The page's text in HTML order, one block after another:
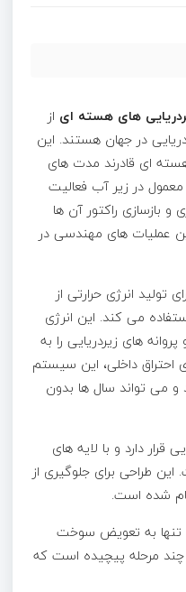
های هسته ای از
در جهان هستند. این
هسته ای قادرند مدت های
در زیر آب فعالیت
بازسازی راکتور آن ها
عملیات های مهندسی در
تولید انرژی حرارتی از
می کند. این انرژی
های زیردریایی را به
احتراق داخلی، این سیستم
و می تواند سال ها بدون
قرار دارد و با لایه های
طراحی برای جلوگیری از
شده است.
تنها به تعویض سوخت
مرحله پیچیده است که